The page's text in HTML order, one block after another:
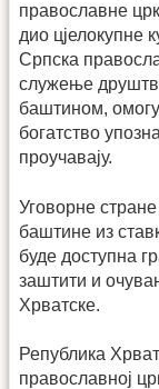
православне
дио цјелокупне
Српска
служење
баштином,
богатство
проучавају.
Уговорне
баштине из
буде доступна
заштити и
Хрватске.
Република
православној